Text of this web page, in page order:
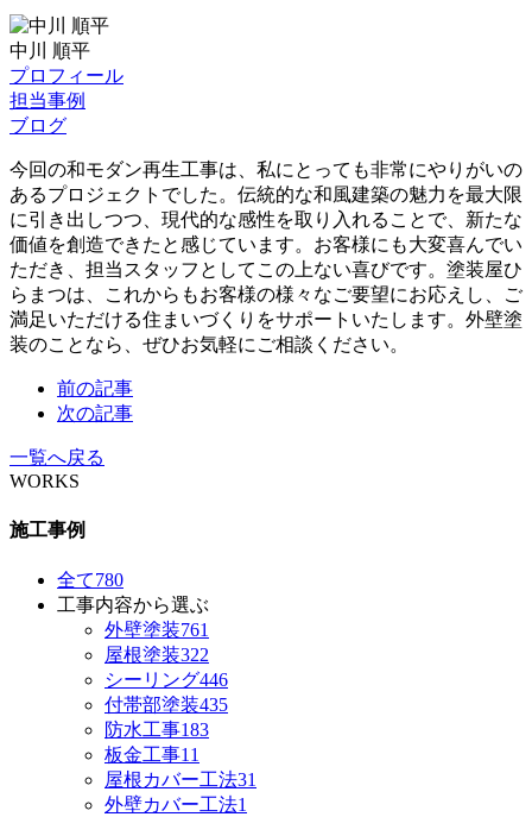
中川 順平
プロフィール
担当事例
ブログ
今回の和モダン再生工事は、私にとっても非常にやりがいの
あるプロジェクトでした。伝統的な和風建築の魅力を最大限
に引き出しつつ、現代的な感性を取り入れることで、新たな
価値を創造できたと感じています。お客様にも大変喜んでい
ただき、担当スタッフとしてこの上ない喜びです。塗装屋ひ
らまつは、これからもお客様の様々なご要望にお応えし、ご
満足いただける住まいづくりをサポートいたします。外壁塗
装のことなら、ぜひお気軽にご相談ください。
前の記事
次の記事
一覧へ戻る
WORKS
施工事例
全て780
工事内容から選ぶ
外壁塗装761
屋根塗装322
シーリング446
付帯部塗装435
防水工事183
板金工事11
屋根カバー工法31
外壁カバー工法1